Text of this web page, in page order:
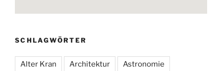
SCHLAGWÖRTER
Alter Kran Architektur Astronomie